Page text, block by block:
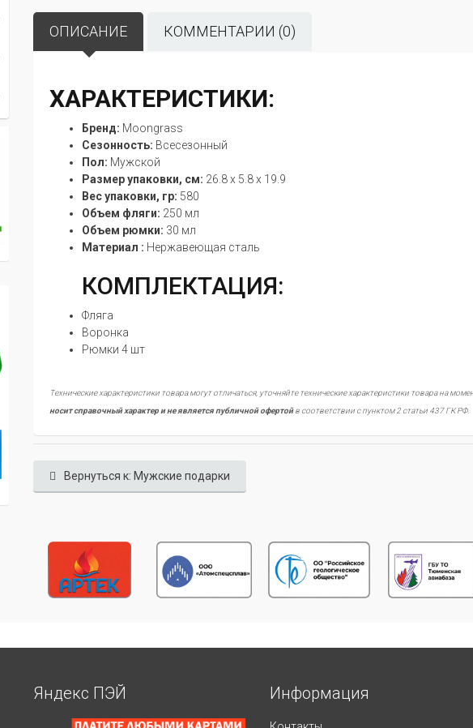
ОПИСАНИЕ КОММЕНТАРИИ (0)
ХАРАКТЕРИСТИКИ:
Бренд: Moongrass
Сезонность: Всесезонный
Пол: Мужской
Размер упаковки, см: 26.8 x 5.8 x 19.9
Вес упаковки, гр: 580
Объем фляги: 250 мл
Объем рюмки: 30 мл
Материал : Нержавеющая сталь
КОМПЛЕКТАЦИЯ:
Фляга
Воронка
Рюмки 4 шт
Технические характеристики товара могут отличаться, уточняйте технические характеристики товара на
носит справочный характер и не является публичной офертойв соответствии с пунктом 2 статьи 437 ГК РФ.
Вернуться к: Мужские подарки
Яндекс ПЭЙ Информация